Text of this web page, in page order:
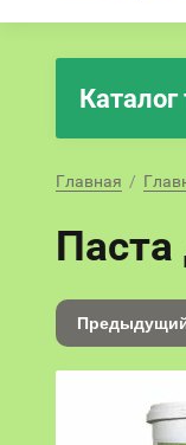
Каталог
Главная
  /
Паста